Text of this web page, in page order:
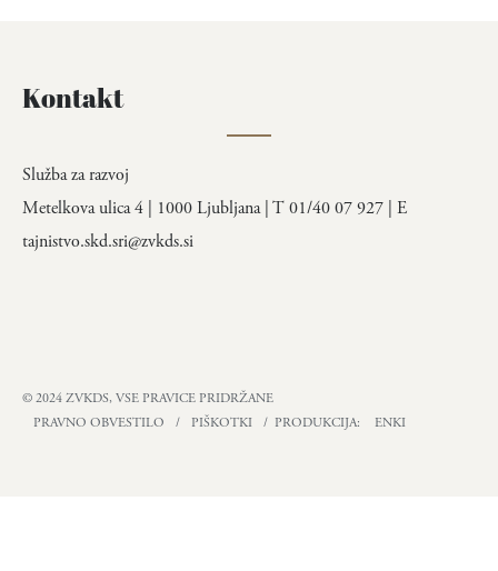
Kontakt
Služba za razvoj
Metelkova ulica 4 | 1000 Ljubljana | T 01/40 07 927 | E
tajnistvo.skd.sri@zvkds.si
© 2024 ZVKDS, VSE PRAVICE PRIDRŽANE
PRAVNO OBVESTILO
/ PIŠKOTKI / PRODUKCIJA: ENKI